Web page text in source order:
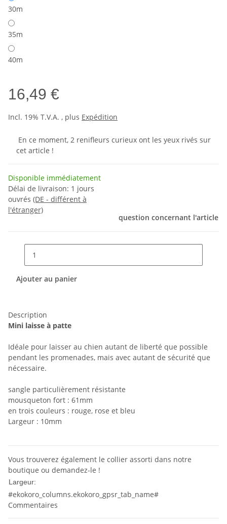
30m
35m
40m
16,49 €
Incl. 19% T.V.A. , plus Expédition
En ce moment, 2 renifleurs curieux ont les yeux rivés sur
cet article !
Disponible immédiatement
Délai de livraison: 1 jours
ouvrés (DE - différent à
l'étranger)
question concernant l'article
Ajouter au panier
Description
Mini laisse à patte
Idéale pour laisser au chien autant de liberté que possible
pendant les promenades, mais avec autant de sécurité que
nécessaire.
sangle particulièrement résistante
mousqueton fort : 61mm
en trois couleurs : rouge, rose et bleu
Largeur : 10mm
Vous trouverez également le collier assorti dans notre
boutique ou demandez-le !
Largeur:
#ekokoro_columns.ekokoro_gpsr_tab_name#
Commentaires